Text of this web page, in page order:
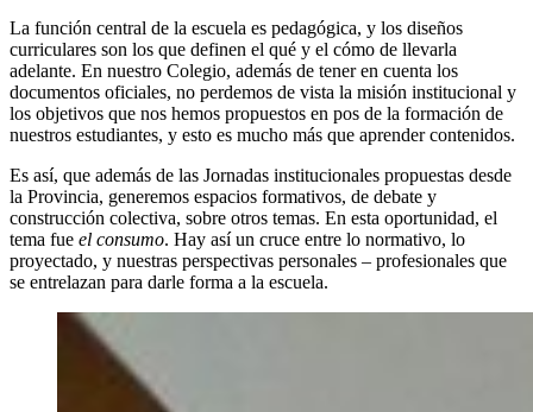
La función central de la escuela es pedagógica, y los diseños
curriculares son los que definen el qué y el cómo de llevarla
adelante. En nuestro Colegio, además de tener en cuenta los
documentos oficiales, no perdemos de vista la misión institucional y
los objetivos que nos hemos propuestos en pos de la formación de
nuestros estudiantes, y esto es mucho más que aprender contenidos.
Es así, que además de las Jornadas institucionales propuestas desde
la Provincia, generemos espacios formativos, de debate y
construcción colectiva, sobre otros temas. En esta oportunidad, el
tema fue el consumo. Hay así un cruce entre lo normativo, lo
proyectado, y nuestras perspectivas personales – profesionales que
se entrelazan para darle forma a la escuela.